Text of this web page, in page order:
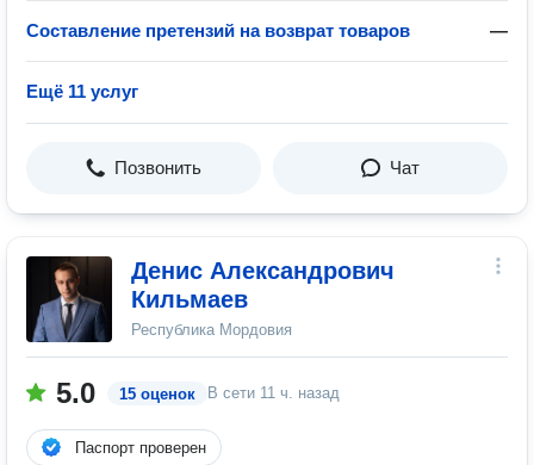
Составление претензий на возврат товаров —
Ещё 11 услуг
Позвонить Чат
Денис Александрович
Кильмаев
Республика Мордовия
5.0 15 оценок В сети 11 ч. назад
Паспорт проверен